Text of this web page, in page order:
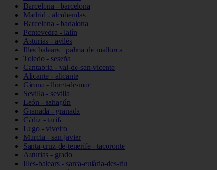
Barcelona - barcelona
Madrid - alcobendas
Barcelona - badalona
Pontevedra - lalín
Asturias - avilés
Illes-balears - palma-de-mallorca
Toledo - seseña
Cantabria - val-de-san-vicente
Alicante - alicante
Girona - lloret-de-mar
Sevilla - sevilla
León - sahagún
Granada - granada
Cádiz - tarifa
Lugo - viveiro
Murcia - san-javier
Santa-cruz-de-tenerife - tacoronte
Asturias - grado
Illes-balears - santa-eulària-des-riu